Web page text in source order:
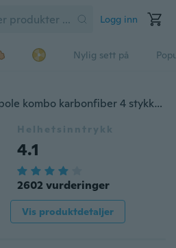
Logg inn
Nylig sett på
Sougayilang fiskestangspole kombo karbonfiber 4 stykke støpestang og baitcasting hjul ferskvann saltvann lokke bass fiske sett
Helhetsinntrykk
4.1
2602 vurderinger
Vis produktdetaljer